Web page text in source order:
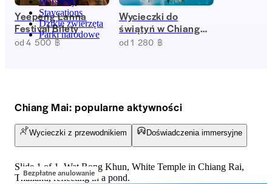
Staycations
Dzikie zwierzęta
Parki narodowe
Yeepeng Lanna
Festival Bilety
od 4 500 ฿
Wycieczki do
świątyń w Chiang
Mai
od 1 280 ฿
Chiang Mai: popularne aktywności
Wycieczki z przewodnikiem Doświadczenia immersyjne
Bezpłatne anulowanie
Slide 1 of 1, Wat Rong Khun, White Temple in Chiang Rai,
Thailand, reflecting in a pond.